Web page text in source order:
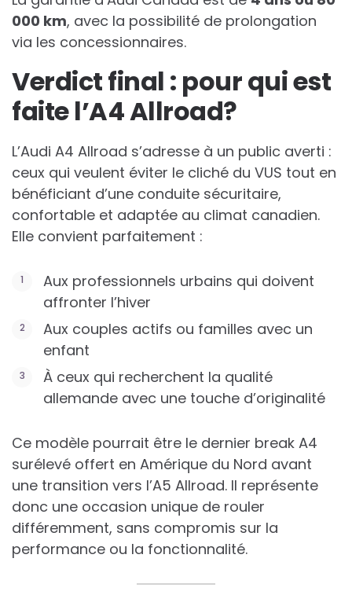
000 km, avec la possibilité de prolongation
via les concessionnaires.
Verdict final : pour qui est
faite l’A4 Allroad?
L’Audi A4 Allroad s’adresse à un public averti :
ceux qui veulent éviter le cliché du VUS tout en
bénéficiant d’une conduite sécuritaire,
confortable et adaptée au climat canadien.
Elle convient parfaitement :
Aux professionnels urbains qui doivent
affronter l’hiver
Aux couples actifs ou familles avec un
enfant
À ceux qui recherchent la qualité
allemande avec une touche d’originalité
Ce modèle pourrait être le dernier break A4
surélevé offert en Amérique du Nord avant
une transition vers l’A5 Allroad. Il représente
donc une occasion unique de rouler
différemment, sans compromis sur la
performance ou la fonctionnalité.